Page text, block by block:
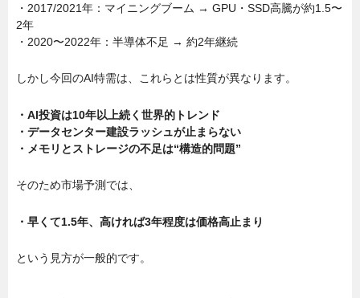
・2017/2021年：マイニングブーム → GPU・SSD高騰が約1.5〜
2年
・2020〜2022年：半導体不足 → 約2年継続
しかし今回のAI特需は、これらとは性質が異なります。
・AI投資は10年以上続く世界的トレンド
・データセンター建設ラッシュが止まらない
・メモリとストレージの不足は“構造的問題”
そのため市場予測では、
・早くて1.5年、高ければ3年程度は価格高止まり
という見方が一般的です。